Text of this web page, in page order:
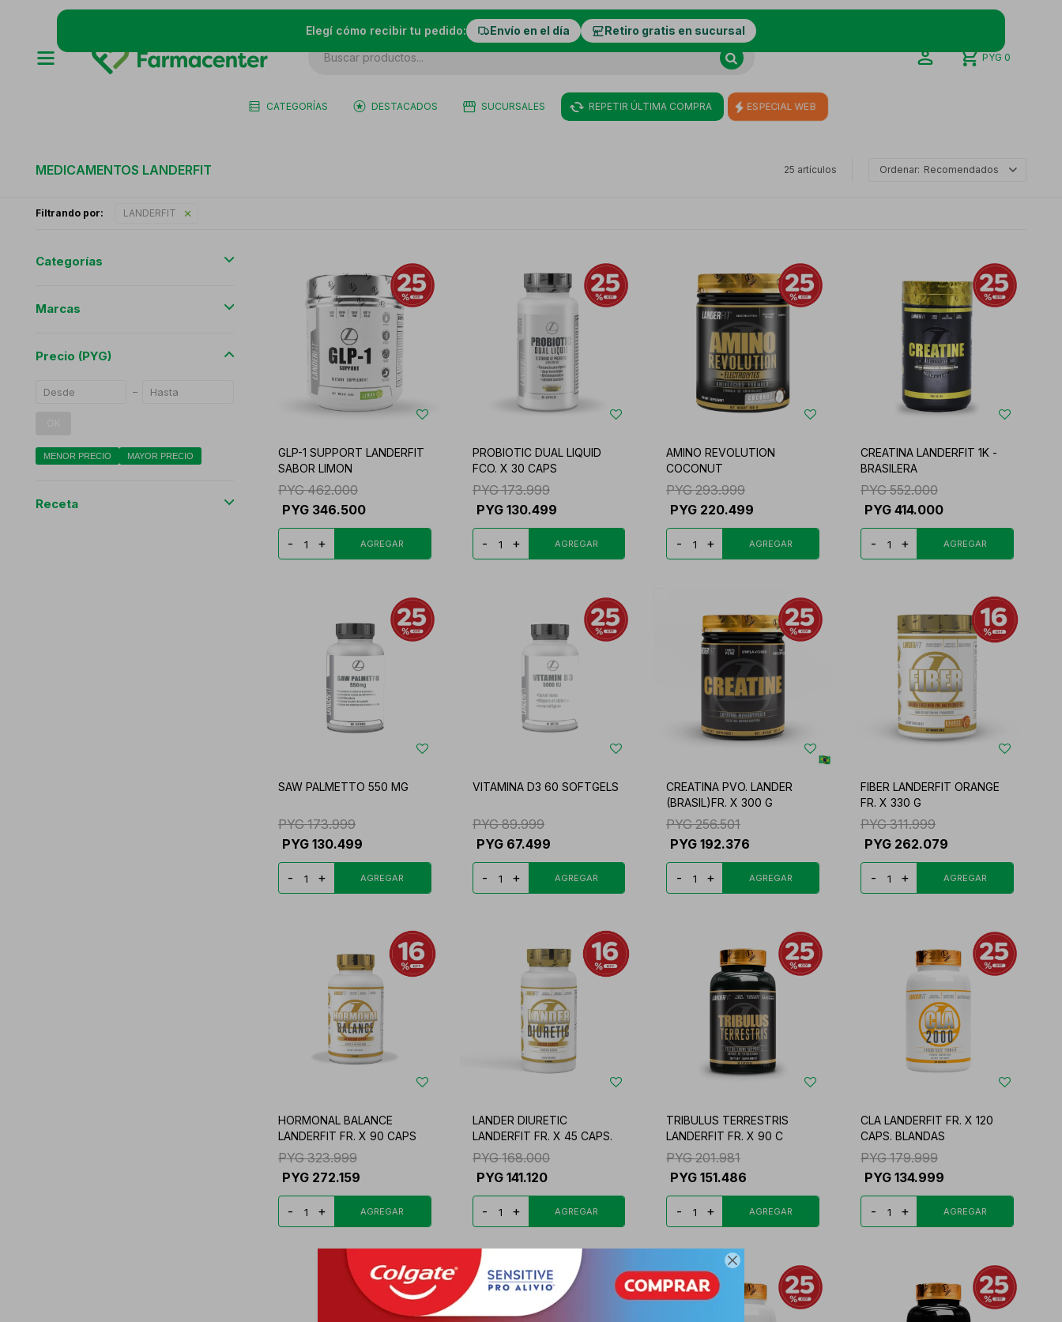

Elegí cómo recibir tu pedido: Envío en el día Retiro gratis en sucursal
CATEGORÍAS DESTACADOS SUCURSALES REPETIR ÚLTIMA COMPRA ESPECIAL WEB
PYG 0
MEDICAMENTOS LANDERFIT 25 artículos Recomendados
Filtrando por: LANDERFIT
GLP-1 SUPPORT LANDERFIT
SABOR LIMON
PYG 462.000
PYG 346.500
- +
PROBIOTIC DUAL LIQUID
FCO. X 30 CAPS
PYG 173.999
PYG 130.499
- +
AMINO REVOLUTION
COCONUT
PYG 293.999
PYG 220.499
- +
CREATINA LANDERFIT 1K -
BRASILERA
PYG 552.000
PYG 414.000
- +
SAW PALMETTO 550 MG
PYG 173.999
PYG 130.499
- +
VITAMINA D3 60 SOFTGELS
PYG 89.999
PYG 67.499
- +
CREATINA PVO. LANDER
(BRASIL)FR. X 300 G
PYG 256.501
PYG 192.376
- +
FIBER LANDERFIT ORANGE
FR. X 330 G
PYG 311.999
PYG 262.079
- +
HORMONAL BALANCE
LANDERFIT FR. X 90 CAPS
PYG 323.999
PYG 272.159
- +
LANDER DIURETIC
LANDERFIT FR. X 45 CAPS.
PYG 168.000
PYG 141.120
- +
TRIBULUS TERRESTRIS
LANDERFIT FR. X 90 C
PYG 201.981
PYG 151.486
- +
CLA LANDERFIT FR. X 120
CAPS. BLANDAS
PYG 179.999
PYG 134.999
- +
Categorías
Marcas
Precio (PYG)
MENOR PRECIO MAYOR PRECIO
Receta